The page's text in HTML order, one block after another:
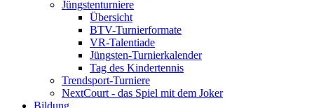
Jüngstenturniere
Übersicht
BTV-Turnierformate
VR-Talentiade
Jüngsten-Turnierkalender
Tag des Kindertennis
Trendsport-Turniere
NextCourt - das Spiel mit dem Joker
Bildung